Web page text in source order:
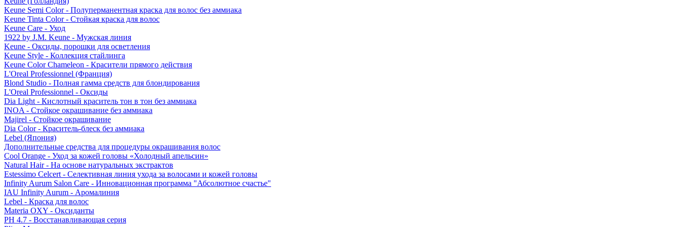
Keune Semi Color - Полуперманентная краска для волос без аммиака
Keune Tinta Color - Стойкая краска для волос
Keune Care - Уход
1922 by J.M. Keune - Мужская линия
Keune - Оксиды, порошки для осветления
Keune Style - Коллекция стайлинга
Keune Color Chameleon - Красители прямого действия
L'Oreal Professionnel (Франция)
Blond Studio - Полная гамма средств для блондирования
L'Oreal Professionnel - Оксиды
Dia Light - Кислотный краситель тон в тон без аммиака
INOA - Стойкое окрашивание без аммиака
Majirel - Стойкое окрашивание
Dia Color - Краситель-блеск без аммиака
Lebel (Япония)
Дополнительные средства для процедуры окрашивания волос
Cool Orange - Уход за кожей головы «Холодный апельсин»
Natural Hair - На основе натуральных экстрактов
Estessimo Celcert - Селективная линия ухода за волосами и кожей головы
Infinity Aurum Salon Care - Инновационная программа "Абсолютное счастье"
IAU Infinity Aurum - Аромалиния
Lebel - Краска для волос
Materia OXY - Оксиданты
PH 4.7 - Восстанавливающая серия